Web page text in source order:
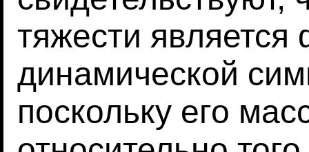
тяжести является
динамической
поскольку его